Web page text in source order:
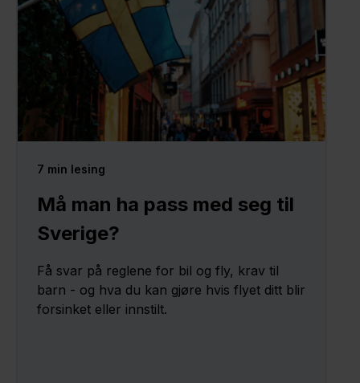
7 min lesing
Må man ha pass med seg til
Sverige?
Få svar på reglene for bil og fly, krav til
barn - og hva du kan gjøre hvis flyet ditt blir
forsinket eller innstilt.